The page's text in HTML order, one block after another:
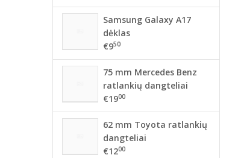
Samsung Galaxy A17
dėklas
€950
75 mm Mercedes Benz
ratlankių dangteliai
€1900
62 mm Toyota ratlankių
dangteliai
€1200